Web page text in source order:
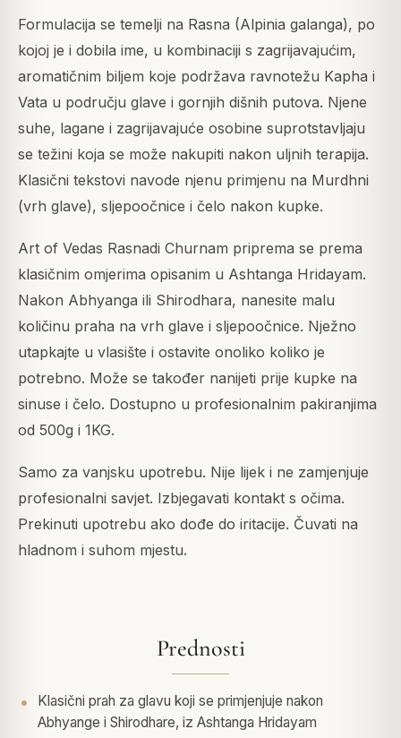
Formulacija se temelji na Rasna (Alpinia galanga), po
kojoj je i dobila ime, u kombinaciji s zagrijavajućim,
aromatičnim biljem koje podržava ravnotežu Kapha i
Vata u području glave i gornjih dišnih putova. Njene
suhe, lagane i zagrijavajuće osobine suprotstavljaju
se težini koja se može nakupiti nakon uljnih terapija.
Klasični tekstovi navode njenu primjenu na Murdhni
(vrh glave), sljepoočnice i čelo nakon kupke.
Art of Vedas Rasnadi Churnam priprema se prema
klasičnim omjerima opisanim u Ashtanga Hridayam.
Nakon Abhyanga ili Shirodhara, nanesite malu
količinu praha na vrh glave i sljepoočnice. Nježno
utapkajte u vlasište i ostavite onoliko koliko je
potrebno. Može se također nanijeti prije kupke na
sinuse i čelo. Dostupno u profesionalnim pakiranjima
od 500g i 1KG.
Samo za vanjsku upotrebu. Nije lijek i ne zamjenjuje
profesionalni savjet. Izbjegavati kontakt s očima.
Prekinuti upotrebu ako dođe do iritacije. Čuvati na
hladnom i suhom mjestu.
Prednosti
Klasični prah za glavu koji se primjenjuje nakon
Abhyange i Shirodhare, iz Ashtanga Hridayam